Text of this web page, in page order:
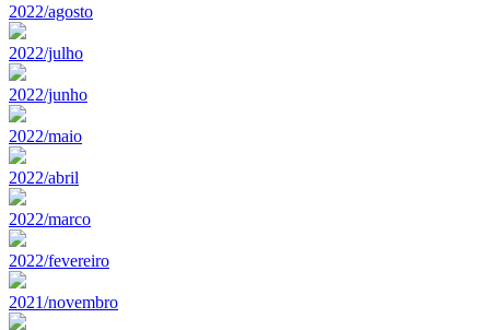
2022/agosto
2022/julho
2022/junho
2022/maio
2022/abril
2022/marco
2022/fevereiro
2021/novembro